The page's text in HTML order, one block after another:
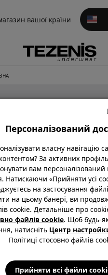
вашої країни
Персоналізований
власну навігацію
За активних
вам персоналізований
Натискаючи «Прийняти усі
на застосування
на цьому банері, ви
cookie. Детальніше про
файлів cookie. Щоб будь-
натисніть Центр
Політиці стосовно файлів
Прийняти всі файли